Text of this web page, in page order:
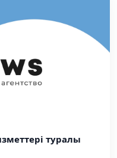
туралы